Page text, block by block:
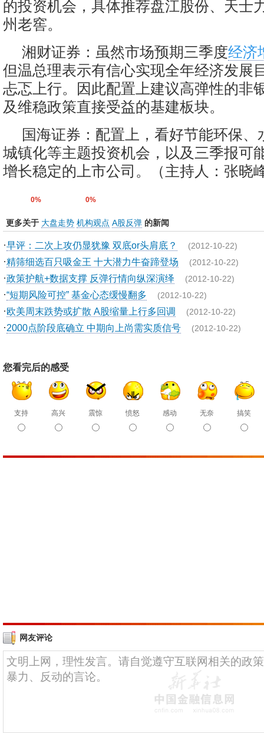
的投资机会，具体推荐盘江股份、天士
州老窖。
湘财证券：虽然市场预期三季度经济
但温总理表示有信心实现全年经济发展
忐忑上行。因此配置上建议高弹性的非
及维稳政策直接受益的基建板块。
国海证券：配置上，看好节能环保、
城镇化等主题投资机会，以及三季报可
增长稳定的上市公司。（主持人：张晓
0% 0%
更多关于 大盘走势 机构观点 A股反弹 的新闻
·早评：二次上攻仍显犹豫 双底or头肩底？ (2012-10-22)
·精筛细选百只吸金王 十大潜力牛奋蹄登场 (2012-10-22)
·政策护航+数据支撑 反弹行情向纵深演绎 (2012-10-22)
·“短期风险可控” 基金心态缓慢翻多 (2012-10-22)
·欧美周末跌势或扩散 A股缩量上行多回调 (2012-10-22)
·2000点阶段底确立 中期向上尚需实质信号 (2012-10-22)
您看完后的感受
支持 高兴 震惊 愤怒 感动 无奈 搞笑
网友评论